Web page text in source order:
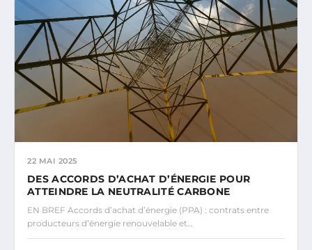
22 MAI 2025
DES ACCORDS D’ACHAT D’ÉNERGIE POUR
ATTEINDRE LA NEUTRALITÉ CARBONE
EN BREF Accords d’achat d’énergie (PPA) : contrats entre
producteurs d’énergie renouvelable et…